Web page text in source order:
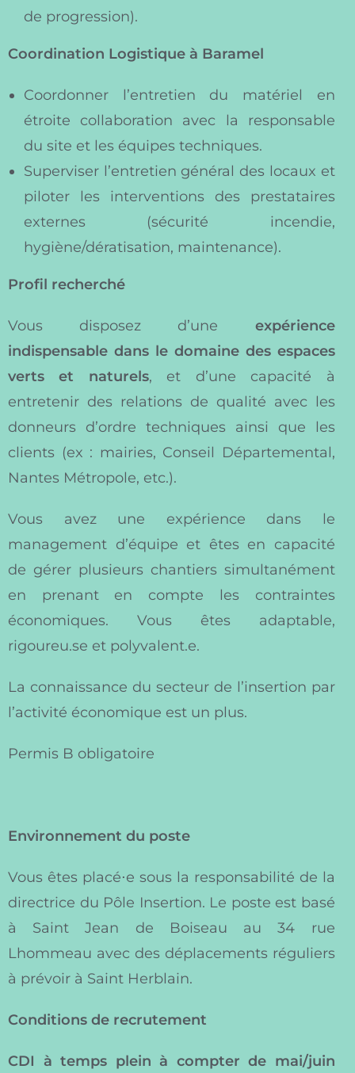
de progression).
Coordination Logistique à Baramel
Coordonner l’entretien du matériel en
étroite collaboration avec la responsable
du site et les équipes techniques.
Superviser l’entretien général des locaux et
piloter les interventions des prestataires
externes (sécurité incendie,
hygiène/dératisation, maintenance).
Profil recherché
Vous disposez d’une expérience
indispensable dans le domaine des espaces
verts
et naturels, et d’une capacité à
entretenir des relations de qualité avec les
donneurs d’ordre techniques ainsi que les
clients (ex : mairies, Conseil Départemental,
Nantes Métropole, etc.).
Vous avez une expérience dans le
management d’équipe et êtes en capacité
de gérer plusieurs chantiers simultanément
en prenant en compte les contraintes
économiques. Vous êtes adaptable,
rigoureu.se et polyvalent.e.
La connaissance du secteur de l’insertion par
l’activité économique est un plus.
Permis B obligatoire
Environnement du poste
Vous êtes placé⋅e sous la responsabilité de la
directrice du Pôle Insertion. Le poste est basé
à Saint Jean de Boiseau au 34 rue
Lhommeau avec des déplacements réguliers
à prévoir à Saint Herblain.
Conditions de recrutement
CDI à temps plein à compter de mai/juin